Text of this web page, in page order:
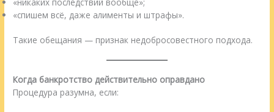
«спишем всё, даже алименты и штрафы».
Такие обещания — признак недобросовестного подхода.
Когда банкротство действительно оправдано
Процедура разумна, если: